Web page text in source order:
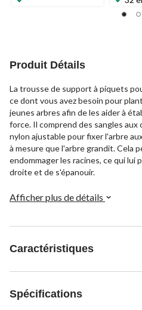
Produit Détails
La trousse de support à piquets
ce dont vous avez besoin pour
jeunes arbres afin de les aider à
force. Il comprend des sangles
nylon ajustable pour fixer l'arbre
à mesure que l'arbre grandit. Cela
endommager les racines, ce qui lui
droite et de s'épanouir.
Afficher plus de détails
Caractéristiques
Spécifications